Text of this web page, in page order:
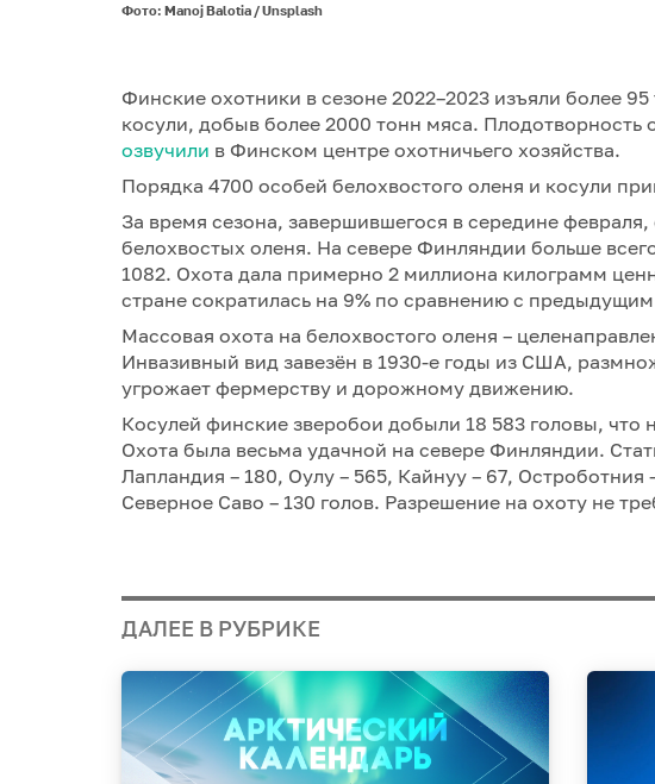
Фото: Manoj Balotia / Unsplash
Финские охотники в сезоне 2022–2023 изъяли более
косули, добыв более 2000 тонн мяса. Плодотворность
озвучили в Финском центре охотничьего хозяйства.
Порядка 4700 особей белохвостого оленя и косули
За время сезона, завершившегося в середине
белохвостых оленя. На севере Финляндии больше
1082. Охота дала примерно 2 миллиона килограмм
стране сократилась на 9% по сравнению с
Массовая охота на белохвостого оленя –
Инвазивный вид завезён в 1930-е годы из США,
угрожает фермерству и дорожному движению.
Косулей финские зверобои добыли 18 583 головы, что
Охота была весьма удачной на севере Финляндии.
Лапландия – 180, Оулу – 565, Кайнуу – 67, Остроботния
Северное Саво – 130 голов. Разрешение на охоту не
ДАЛЕЕ В РУБРИКЕ